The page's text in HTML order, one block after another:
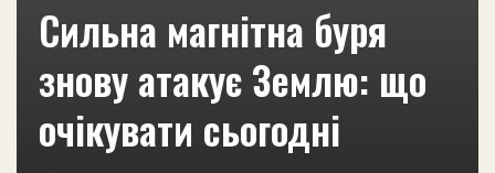
Сильна магнітна буря
знову атакує Землю: що
очікувати сьогодні